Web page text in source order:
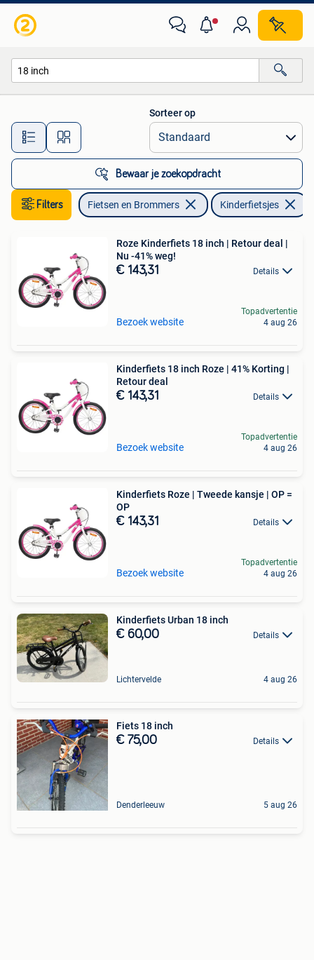
Alle afstanden…
Sorteer op
Bewaar je zoekopdracht
Filters Fietsen en Brommers Kinderfietsjes
Roze Kinderfiets 18 inch | Retour deal |
Nu -41% weg!
€ 143,31 Details
Bezoek website
Topadvertentie
4 aug 26
Kinderfiets 18 inch Roze | 41% Korting |
Retour deal
€ 143,31 Details
Bezoek website
Topadvertentie
4 aug 26
Kinderfiets Roze | Tweede kansje | OP =
OP
€ 143,31 Details
Bezoek website
Topadvertentie
4 aug 26
Kinderfiets Urban 18 inch
€ 60,00 Details
Lichtervelde 4 aug 26
Fiets 18 inch
€ 75,00 Details
Denderleeuw 5 aug 26